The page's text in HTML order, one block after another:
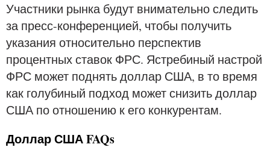
Участники рынка будут внимательно следить
за пресс-конференцией, чтобы получить
указания относительно перспектив
процентных ставок ФРС. Ястребиный настрой
ФРС может поднять доллар США, в то время
как голубиный подход может снизить доллар
США по отношению к его конкурентам.
Доллар США FAQs